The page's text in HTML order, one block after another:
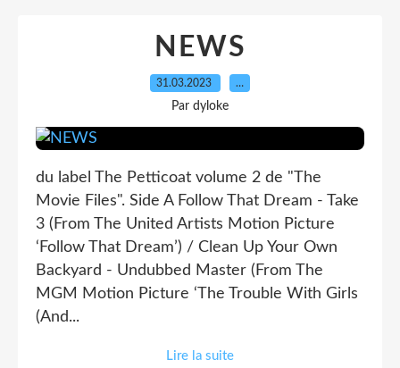
NEWS
31.03.2023 …
Par dyloke
du label The Petticoat volume 2 de "The
Movie Files". Side A Follow That Dream - Take
3 (From The United Artists Motion Picture
‘Follow That Dream’) / Clean Up Your Own
Backyard - Undubbed Master (From The
MGM Motion Picture ‘The Trouble With Girls
(And...
Lire la suite